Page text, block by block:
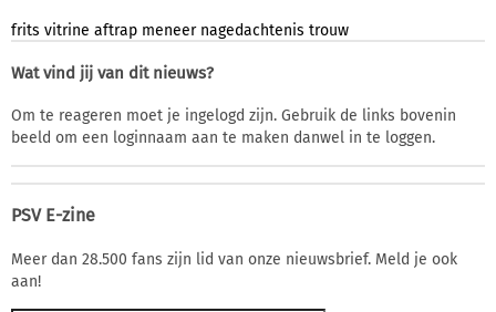
frits vitrine aftrap meneer nagedachtenis trouw
Wat vind jij van dit nieuws?
Om te reageren moet je ingelogd zijn. Gebruik de links bovenin
beeld om een loginnaam aan te maken danwel in te loggen.
PSV E-zine
Meer dan 28.500 fans zijn lid van onze nieuwsbrief. Meld je ook
aan!